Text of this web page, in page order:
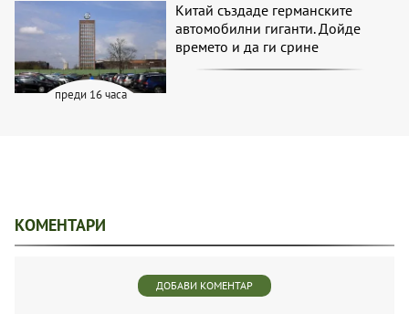
преди 16 часа
Китай създаде германските
автомобилни гиганти. Дойде
времето и да ги срине
КОМЕНТАРИ
ДОБАВИ КОМЕНТАР